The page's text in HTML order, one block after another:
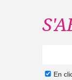
En